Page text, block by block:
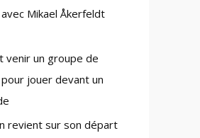
Mikael Åkerfeldt
venir un groupe de
jouer devant un
revient sur son départ